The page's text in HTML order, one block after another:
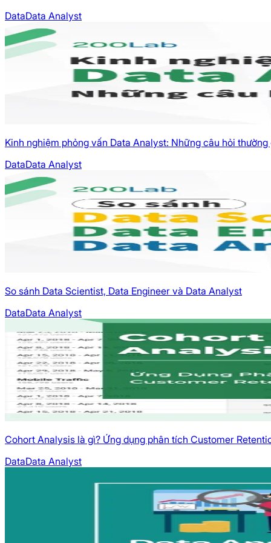
DataData Analyst
Kinh nghiệm phỏng vấn Data Analyst: Những câu hỏi thường
DataData Analyst
So sánh Data Scientist, Data Engineer và Data Analyst
DataData Analyst
Cohort Analysis là gì? Ứng dụng phân tích Customer
DataData Analyst